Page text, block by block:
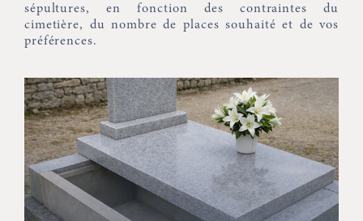
sépultures, en fonction des contraintes du
cimetière, du nombre de places souhaité et de vos
préférences.